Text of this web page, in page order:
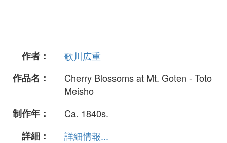
作者：
歌川広重
作品名：
Cherry Blossoms at Mt. Goten - Toto
Meisho
制作年：
Ca. 1840s.
詳細：
詳細情報...